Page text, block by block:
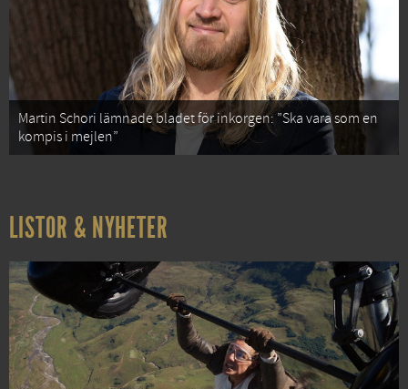
Martin Schori lämnade bladet för inkorgen: ”Ska vara som en
kompis i mejlen”
LISTOR & NYHETER